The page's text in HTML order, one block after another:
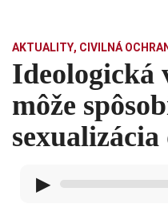
AKTUALITY, CIVILNÁ
Ideologická
môže
sexualizácia
▶